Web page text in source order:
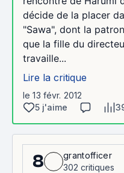
décide de la placer
"Sawa", dont la
que la fille du
travaille...
Lire la critique
le 13 févr. 2012
5 j'aime
8
grantofficer
302 critiques